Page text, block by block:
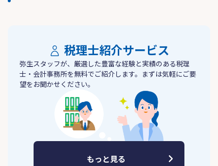
税理士紹介サービス
弥生スタッフが、厳選した豊富な経験と実績のある税理
士・会計事務所を無料でご紹介します。まずは気軽にご要
望をお聞かせください。
もっと見る